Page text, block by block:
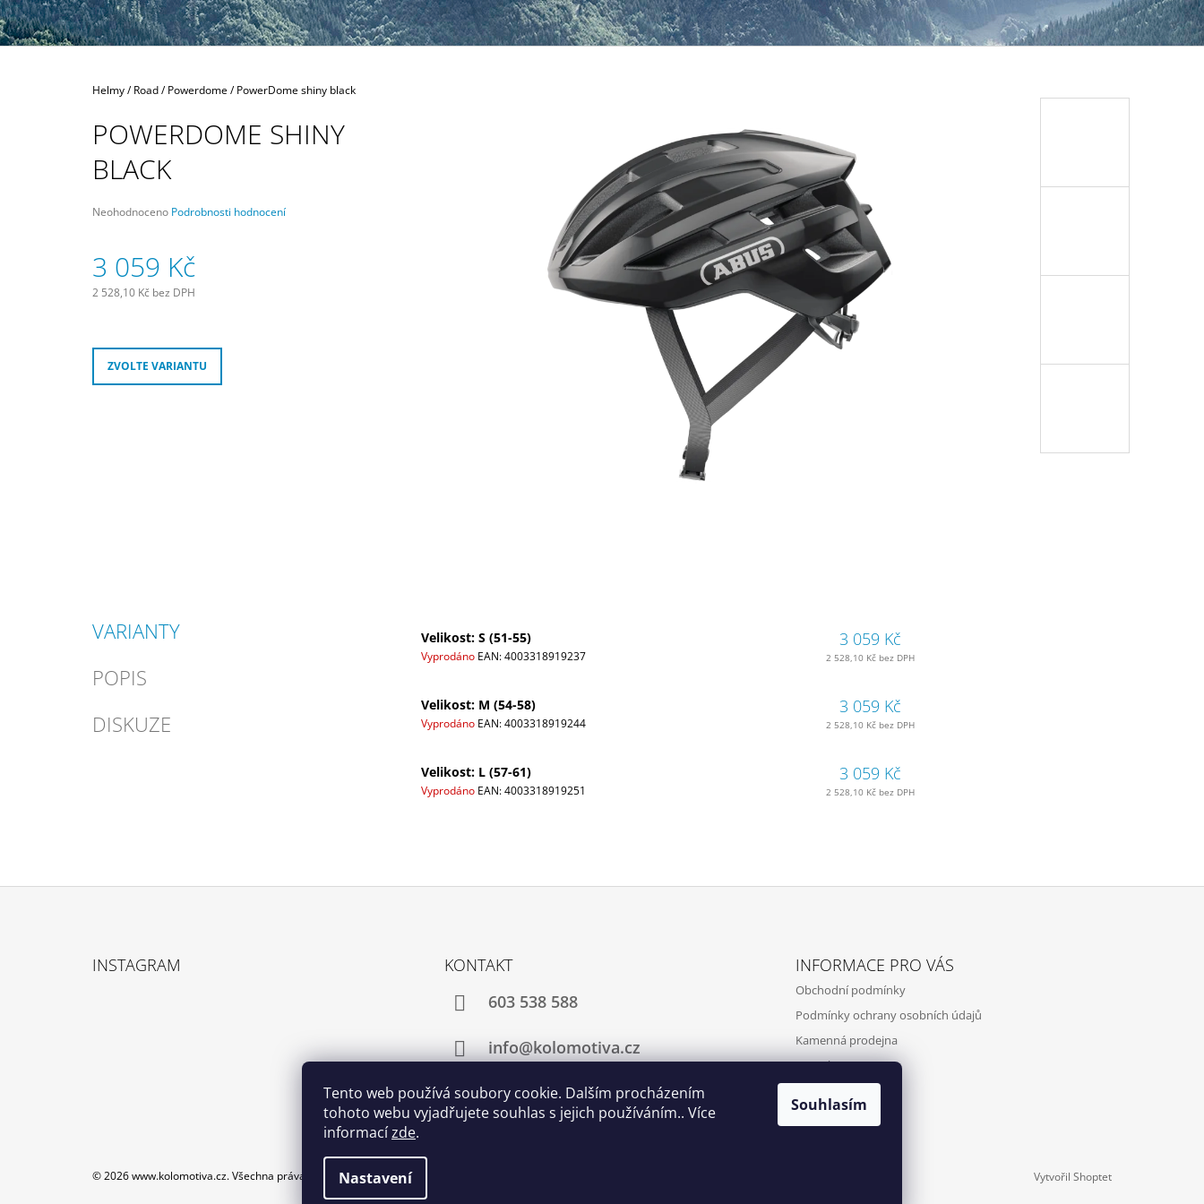
Tento web používá soubory cookie. Dalším procházením
tohoto webu vyjadřujete souhlas s jejich používáním.. Více
informacízde.
Nastavení
Souhlasím
Domů
Helmy/ Road/ Powerdome/ PowerDome shiny black
POWERDOME SHINY
BLACK
Průměrné
je
0,0
z
Neohodnoceno Podrobnosti hodnocení
3 059 Kč
2 528,10 Kč bez DPH
ZVOLTE VARIANTU
VARIANTY
POPIS
DISKUZE
Velikost: S (51-55)
Vyprodáno EAN: 4003318919237
3 059 Kč
2 528,10 Kč bez DPH
Velikost: M (54-58)
Vyprodáno EAN: 4003318919244
3 059 Kč
2 528,10 Kč bez DPH
Velikost: L (57-61)
Vyprodáno EAN: 4003318919251
3 059 Kč
2 528,10 Kč bez DPH
335 Kč
499 Kč
INSTAGRAM
KONTAKT
603 538 588
info@kolomotiva.cz
Instagram
INFORMACE PRO VÁS
Obchodní podmínky
Podmínky ochrany osobních údajů
Kamenná prodejna
Kontakty
Vytvořil Shoptet
© 2026 www.kolomotiva.cz. Všechna práva vyhrazena.Upravit nastavení cookies